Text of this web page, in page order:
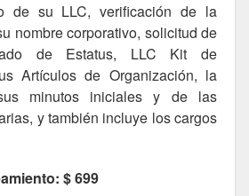
de su LLC, verificación de la
nombre corporativo, solicitud de
de Estatus, LLC Kit de
Artículos de Organización, la
minutos iniciales y de las
y también incluye los cargos
$ 699